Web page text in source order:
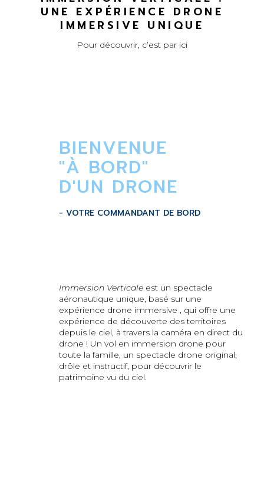
UNE EXPÉRIENCE DRONE
IMMERSIVE UNIQUE
Pour découvrir, c’est par ici
BIENVENUE
"À BORD"
D'UN DRONE
- VOTRE COMMANDANT DE BORD
Immersion Verticale est un spectacle
aéronautique unique, basé sur une
expérience drone immersive , qui offre une
expérience de découverte des territoires
depuis le ciel, à travers la caméra en direct du
drone ! Un vol en immersion drone pour
toute la famille, un spectacle drone original,
drôle et instructif, pour découvrir le
patrimoine vu du ciel.